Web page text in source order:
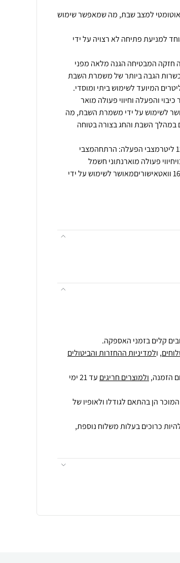
למצב שבת, מה שמאפשר שימוש
למניעת פתיחה לא רצויה על ידי
חזקה המבטיחה הגנה מלאה מפני
חשמלי איכותי מבית סאוטר בנפח של 12 ליטרים המיועד לשימוש ביתי ומוסדי.
והפעלה וחיווי פעולה מואר
לשימוש על ידי משמרת השבת, מה
במהלך השבת והחג בצורה בטוחה
מפרט טכניתפעול ומצבי עבודהנפח בליטרים: 12 ליטרמצבי הפעלה: הרתחהמצבי
פעולה מוארנתוני חשמל
וביצועיםמתח: 220-240Vתדר: 50HZהספק: 1600 וואטאישוריםמאושר לשימוש על ידי
קלים בזמני האספקה.
, ולמדיניות ההחזרות והביטולים
ולמוצרים חריגים
עד 21 ימי
הן בהתאם לגודלו ולאופיו של
כרוכים בעלות משלוח נוספת,